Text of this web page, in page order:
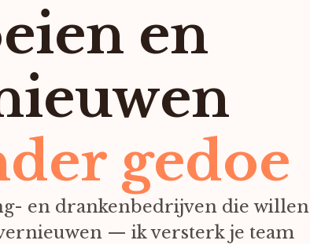
en
gedoe
en drankenbedrijven die willen
— ik versterk je team